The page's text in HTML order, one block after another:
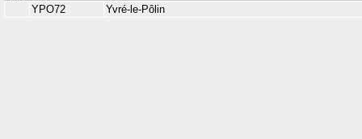
YPO72 Yvré-le-Pôlin